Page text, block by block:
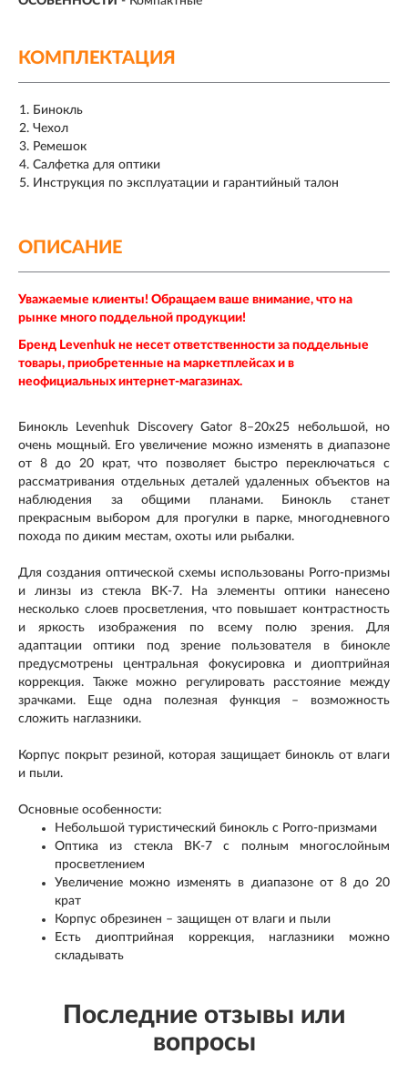
КОМПЛЕКТАЦИЯ
Бинокль
Чехол
Ремешок
Салфетка для оптики
Инструкция по эксплуатации и гарантийный талон
ОПИСАНИЕ
Уважаемые клиенты! Обращаем ваше внимание, что на
рынке много поддельной продукции!
Бренд Levenhuk не несет ответственности за поддельные
товары, приобретенные на маркетплейсах и в
неофициальных интернет-магазинах.
Бинокль Levenhuk Discovery Gator 8–20x25 небольшой, но
очень мощный. Его увеличение можно изменять в диапазоне
от 8 до 20 крат, что позволяет быстро переключаться с
рассматривания отдельных деталей удаленных объектов на
наблюдения за общими планами. Бинокль станет
прекрасным выбором для прогулки в парке, многодневного
похода по диким местам, охоты или рыбалки.
Для создания оптической схемы использованы Porro-призмы
и линзы из стекла BK-7. На элементы оптики нанесено
несколько слоев просветления, что повышает контрастность
и яркость изображения по всему полю зрения. Для
адаптации оптики под зрение пользователя в бинокле
предусмотрены центральная фокусировка и диоптрийная
коррекция. Также можно регулировать расстояние между
зрачками. Еще одна полезная функция – возможность
сложить наглазники.
Корпус покрыт резиной, которая защищает бинокль от влаги
и пыли.
Основные особенности:
Небольшой туристический бинокль с Porro-призмами
Оптика из стекла BK-7 с полным многослойным
просветлением
Увеличение можно изменять в диапазоне от 8 до 20
крат
Корпус обрезинен – защищен от влаги и пыли
Есть диоптрийная коррекция, наглазники можно
складывать
Последние отзывы или
вопросы